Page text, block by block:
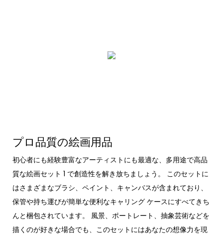
プロ品質の絵画用品
初心者にも経験豊富なアーティストにも最適な、多用途で高品
質な絵画セット 1 で創造性を解き放ちましょう。 このセットに
はさまざまなブラシ、ペイント、キャンバスが含まれており、
保管や持ち運びが簡単な便利なキャリング ケースにすべてきち
んと梱包されています。 風景、ポートレート、抽象芸術などを
描くのが好きな場合でも、このセットにはあなたの想像力を現